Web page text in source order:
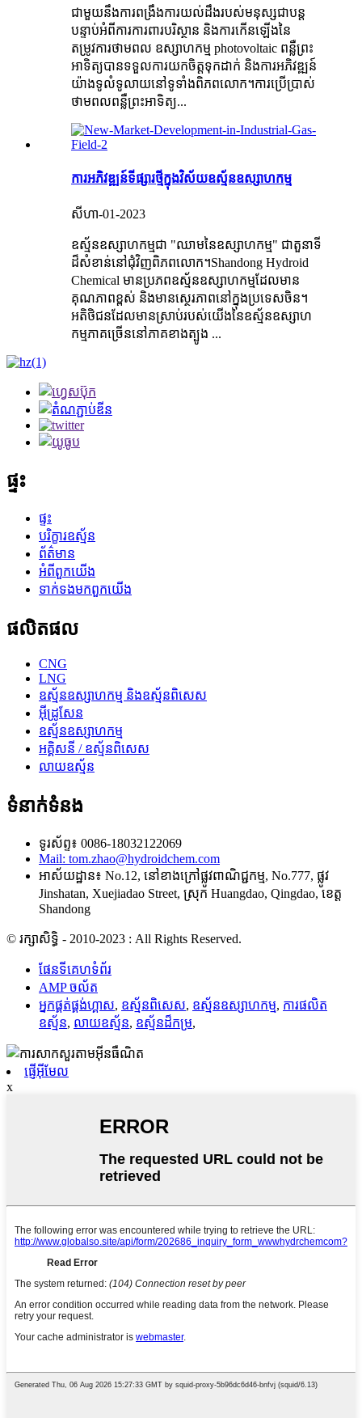
ជាមួយនឹងការពង្រឹងការយល់ដឹងរបស់មនុស្សជាបន្ត
បន្ទាប់អំពីការការពារបរិស្ថាន និងការកើនឡើងនៃ
តម្រូវការថាមពល ឧស្សាហកម្ម photovoltaic ពន្លឺព្រះ
អាទិត្យបានទទួលការយកចិត្តទុកដាក់ និងការអភិវឌ្ឍន៍
យ៉ាងទូលំទូលាយនៅទូទាំងពិភពលោក។ការប្រើប្រាស់
ថាមពលពន្លឺព្រះអាទិត្យ...
ការអភិវឌ្ឍន៍ទីផ្សារថ្មីក្នុងវិស័យឧស្ម័នឧស្សាហកម្ម
សីហា-01-2023
ឧស្ម័នឧស្សាហកម្មជា "ឈាមនៃឧស្សាហកម្ម" ជាតួនាទី
ដ៏សំខាន់នៅជុំវិញពិភពលោក។Shandong Hydroid
Chemical មានប្រភពឧស្ម័នឧស្សាហកម្មដែលមាន
គុណភាពខ្ពស់ និងមានស្ថេរភាពនៅក្នុងប្រទេសចិន។
អតិថិជនដែលមានស្រាប់របស់យើងនៃឧស្ម័នឧស្សាហ
កម្មភាគច្រើននៅភាគខាងត្បូង ...
ផ្ទះ
ផ្ទះ
បរិក្ខារឧស្ម័ន
ព័ត៌មាន
អំពី​ពួក​យើង
ទាក់ទង​មក​ពួក​យើង
ផលិតផល
CNG
LNG
ឧស្ម័នឧស្សាហកម្ម និងឧស្ម័នពិសេស
អ៊ីដ្រូសែន
ឧស្ម័នឧស្សាហកម្ម
អគ្គិសនី / ឧស្ម័នពិសេស
លាយឧស្ម័ន
ទំនាក់ទំនង
ទូរស័ព្ទ៖ 0086-18032122069
Mail: tom.zhao@hydroidchem.com
អាស័យដ្ឋាន៖ No.12, នៅខាងក្រៅផ្លូវពាណិជ្ជកម្ម, No.777, ផ្លូវ
Jinshatan, Xuejiadao Street, ស្រុក Huangdao, Qingdao, ខេត្ត
Shandong
© រក្សាសិទ្ធិ - 2010-2023 : All Rights Reserved.
ផែនទីគេហទំព័រ
AMP ចល័ត
អ្នកផ្គត់ផ្គង់ហ្គាស, ឧស្ម័នពិសេស, ឧស្ម័នឧស្សាហកម្ម, ការផលិត
ឧស្ម័ន, លាយឧស្ម័ន, ឧស្ម័នដ៏កម្រ,
ផ្ញើអ៊ីមែល
x